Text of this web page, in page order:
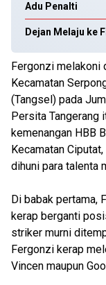
Adu Penalti
Dejan Melaju ke
Fergonzi melakoni
Kecamatan
(Tangsel) pada
Persita Tangerang
kemenangan HBB
Kecamatan
dihuni para talenta
Di babak pertama,
kerap berganti
striker murni
Fergonzi kerap
Vincen maupun